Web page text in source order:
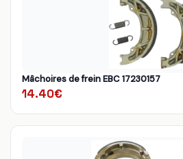
Mâchoires de frein EBC 17230157
14.40€